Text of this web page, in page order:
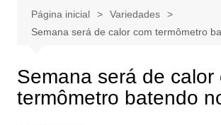
Página inicial
Variedades
Semana será de calor com termômetro
Semana será de calor
termômetro batendo